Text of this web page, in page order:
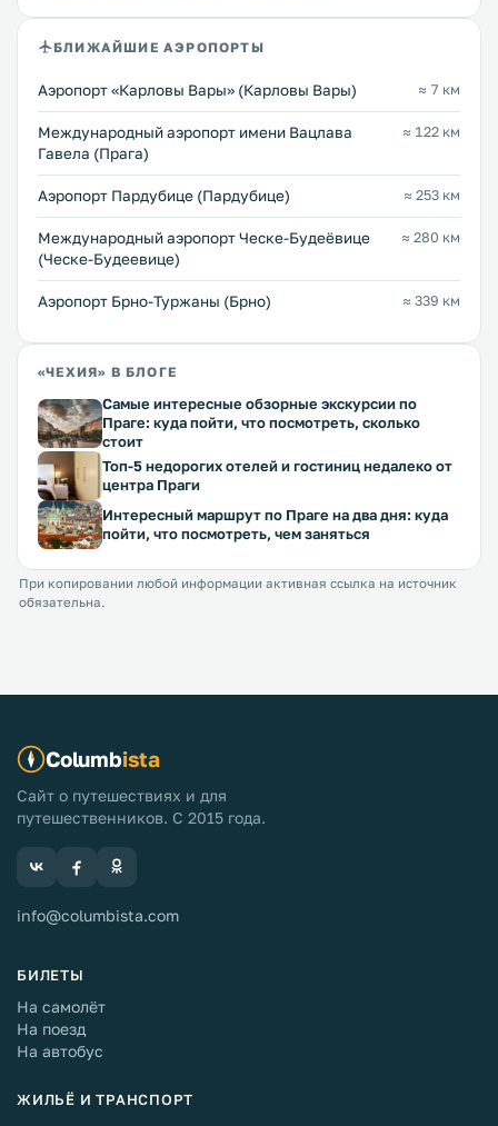
БЛИЖАЙШИЕ АЭРОПОРТЫ
Аэропорт «Карловы Вары» (Карловы Вары) ≈ 7 км
Международный аэропорт имени Вацлава
Гавела (Прага)
≈ 122 км
Аэропорт Пардубице (Пардубице) ≈ 253 км
Международный аэропорт Ческе-Будеёвице
(Ческе-Будеевице)
≈ 280 км
Аэропорт Брно-Туржаны (Брно) ≈ 339 км
«ЧЕХИЯ» В БЛОГЕ
Самые интересные обзорные экскурсии по
Праге: куда пойти, что посмотреть, сколько
стоит
Топ-5 недорогих отелей и гостиниц недалеко от
центра Праги
Интересный маршрут по Праге на два дня: куда
пойти, что посмотреть, чем заняться
При копировании любой информации активная ссылка на источник
обязательна.
Columbista
Сайт о путешествиях и для
путешественников. С 2015 года.
info@columbista.com
БИЛЕТЫ
На самолёт
На поезд
На автобус
ЖИЛЬЁ И ТРАНСПОРТ